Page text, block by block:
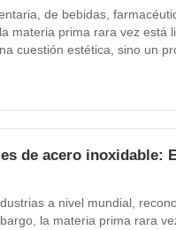
de bebidas,
materia prima rara vez está
cuestión estética, sino un
de acero inoxidable:
a nivel mundial,
la materia prima rara